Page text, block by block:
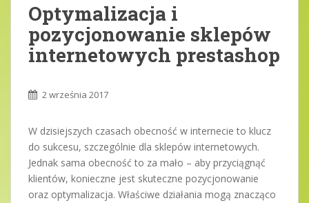
Optymalizacja i
pozycjonowanie sklepów
internetowych prestashop
2 września 2017
W dzisiejszych czasach obecność w internecie to klucz
do sukcesu, szczególnie dla sklepów internetowych.
Jednak sama obecność to za mało – aby przyciągnąć
klientów, konieczne jest skuteczne pozycjonowanie
oraz optymalizacja. Właściwe działania mogą znacząco